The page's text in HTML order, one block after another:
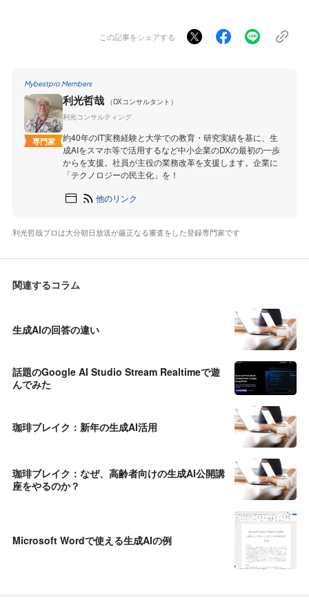
この記事をシェアする
Mybestpro Members
専門家
利光哲哉
（DXコンサルタント）
利光コンサルティング
約40年のIT実務経験と大学での教育・研究実績を基に、生
成AIをスマホ等で活用するなど中小企業のDXの最初の一歩
からを支援。社員が主役の業務改革を支援します。企業に
「テクノロジーの民主化」を！
他のリンク
利光哲哉プロは大分朝日放送が厳正なる審査をした登録専門家です
関連するコラム
生成AIの回答の違い
話題のGoogle AI Studio Stream Realtimeで遊
んでみた
珈琲ブレイク：新年の生成AI活用
珈琲ブレイク：なぜ、高齢者向けの生成AI公開講
座をやるのか？
Microsoft Wordで使える生成AIの例